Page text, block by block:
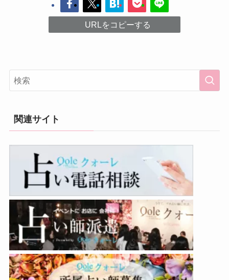
URLをコピーする
関連サイト